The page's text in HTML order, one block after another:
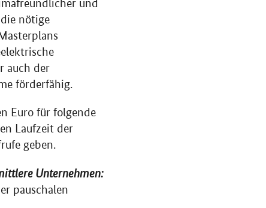
und
nötige
auch der
förderfähig.
Euro für folgende
Laufzeit der
geben.
Unternehmen:
pauschalen